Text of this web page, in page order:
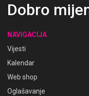
Dobro
NAVIGACIJA
Vijesti
Kalendar
Web shop
Oglašavanje